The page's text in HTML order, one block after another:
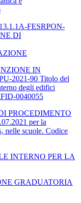
FESRPON-
DI
IN
2021-90 Titolo del
degli edifici
0040055
PROCEDIMENTO
per la
nelle scuole. Codice
INTERNO PER LA
GRADUATORIA